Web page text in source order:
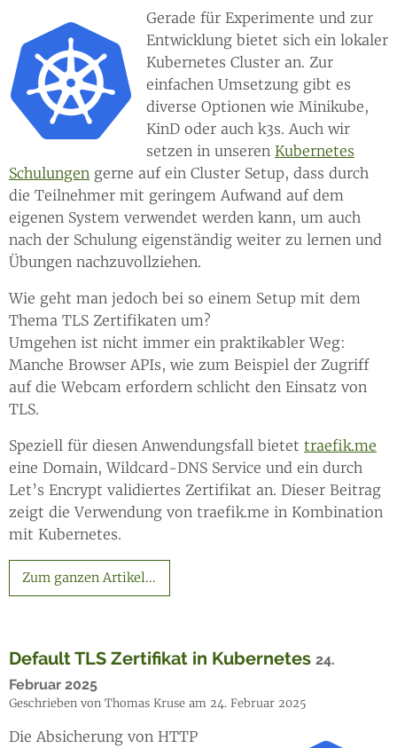
Gerade für Experimente und zur
Entwicklung bietet sich ein lokaler
Kubernetes Cluster an. Zur
einfachen Umsetzung gibt es
diverse Optionen wie Minikube,
KinD oder auch k3s. Auch wir
setzen in unseren Kubernetes
Schulungen gerne auf ein Cluster Setup, dass durch
die Teilnehmer mit geringem Aufwand auf dem
eigenen System verwendet werden kann, um auch
nach der Schulung eigenständig weiter zu lernen und
Übungen nachzuvollziehen.
Wie geht man jedoch bei so einem Setup mit dem
Thema TLS Zertifikaten um?
Umgehen ist nicht immer ein praktikabler Weg:
Manche Browser APIs, wie zum Beispiel der Zugriff
auf die Webcam erfordern schlicht den Einsatz von
TLS.
Speziell für diesen Anwendungsfall bietet traefik.me
eine Domain, Wildcard-DNS Service und ein durch
Let’s Encrypt validiertes Zertifikat an. Dieser Beitrag
zeigt die Verwendung von traefik.me in Kombination
mit Kubernetes.
Zum ganzen Artikel...
Default TLS Zertifikat in Kubernetes 24.
Februar 2025
Geschrieben von Thomas Kruse am 24. Februar 2025
Die Absicherung von HTTP